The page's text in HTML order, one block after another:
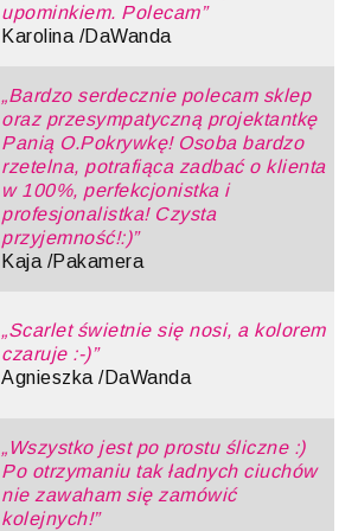
upominkiem. Polecam”
Karolina /DaWanda
„Bardzo serdecznie polecam sklep
oraz przesympatyczną projektantkę
Panią O.Pokrywkę! Osoba bardzo
rzetelna, potrafiąca zadbać o klienta
w 100%, perfekcjonistka i
profesjonalistka! Czysta
przyjemność!:)”
Kaja /Pakamera
„Scarlet świetnie się nosi, a kolorem
czaruje :-)”
Agnieszka /DaWanda
„Wszystko jest po prostu śliczne :)
Po otrzymaniu tak ładnych ciuchów
nie zawaham się zamówić
kolejnych!”